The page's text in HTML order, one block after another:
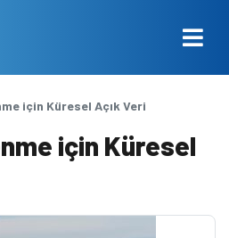
için Küresel Açık Veri
için Küresel